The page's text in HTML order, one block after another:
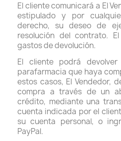
El cliente comunicará a El
estipulado y por
derecho, su deseo de
resolución del contrato.
gastos de devolución.
El cliente podrá
parafarmacia que haya
estos casos, El Vendedor,
compra a través de un
crédito, mediante una
cuenta indicada por el
su cuenta personal, o
PayPal.